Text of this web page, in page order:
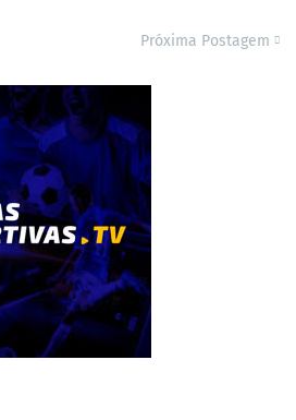
Próxima Postagem